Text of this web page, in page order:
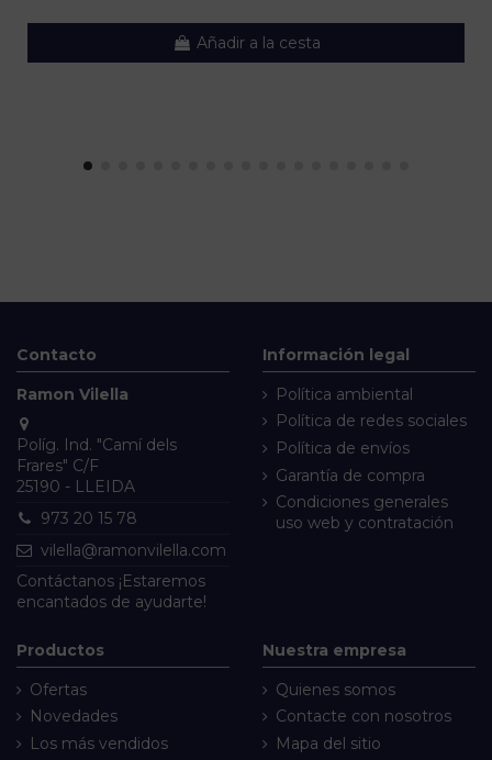
Añadir a la cesta
Contacto
Ramon Vilella
Políg. Ind. "Camí dels
Frares" C/F
25190 - LLEIDA
973 20 15 78
vilella@ramonvilella.com
Contáctanos ¡Estaremos
encantados de ayudarte!
Información legal
Política ambiental
Política de redes sociales
Política de envíos
Garantía de compra
Condiciones generales
uso web y contratación
Productos
Ofertas
Novedades
Los más vendidos
Nuestra empresa
Quienes somos
Contacte con nosotros
Mapa del sitio